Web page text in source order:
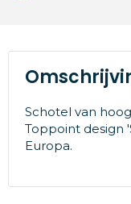
Schotel van
Toppoint design
Europa.